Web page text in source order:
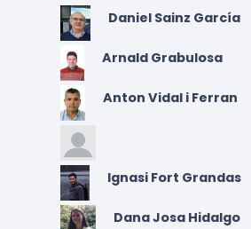
Daniel Sainz García
Arnald Grabulosa
Anton Vidal i Ferran
Ignasi Fort Grandas
Dana Josa Hidalgo